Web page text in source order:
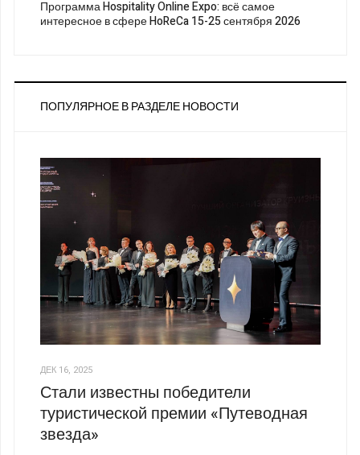
Программа Hospitality Online Expo: всё самое
интересное в сфере HoReCa 15-25 сентября 2026
ПОПУЛЯРНОЕ В РАЗДЕЛЕ НОВОСТИ
ДЕК 16, 2025
Стали известны победители
туристической премии «Путеводная
звезда»